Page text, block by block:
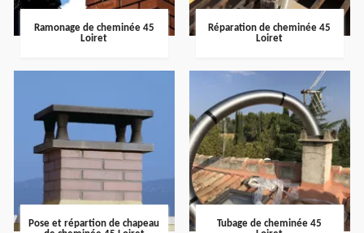
Ramonage de cheminée 45
Loiret
Réparation de cheminée 45
Loiret
Pose et répartion de chapeau
Tubage de cheminée 45